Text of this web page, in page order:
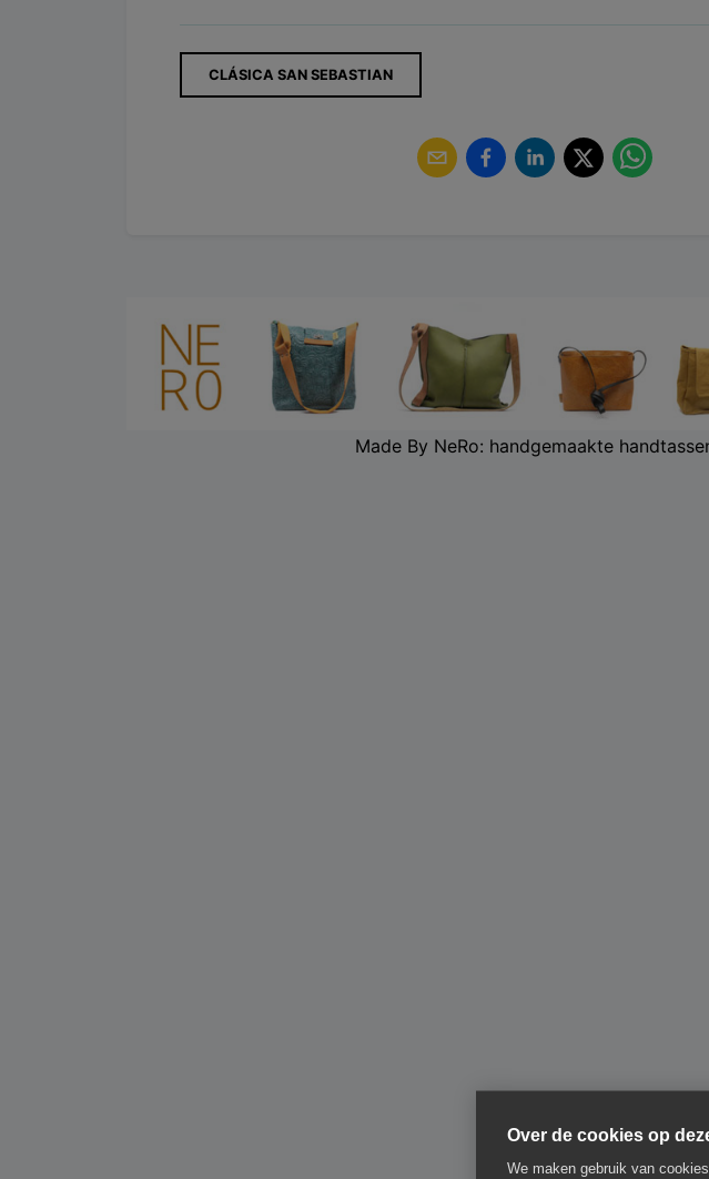
CLÁSICA SAN SEBASTIAN
Made By NeRo: handgemaakte
Over de cookies op
We maken gebruik van